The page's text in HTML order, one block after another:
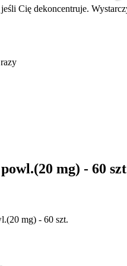
Cię dekoncentruje.
razy
mg) - 60
mg) - 60 szt.